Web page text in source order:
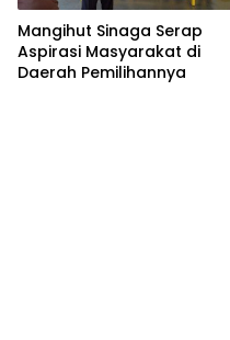
Mangihut Sinaga Serap
Aspirasi Masyarakat di
Daerah Pemilihannya